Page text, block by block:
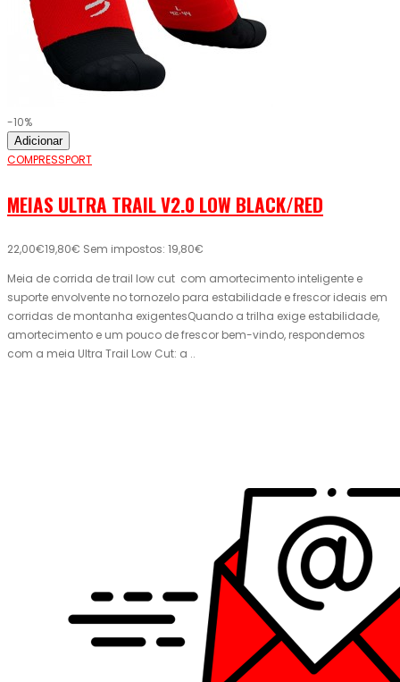
-10%
Adicionar
COMPRESSPORT
MEIAS ULTRA TRAIL V2.0 LOW BLACK/RED
22,00€19,80€ Sem impostos: 19,80€
Meia de corrida de trail low cut com amortecimento inteligente e
suporte envolvente no tornozelo para estabilidade e frescor ideais em
corridas de montanha exigentesQuando a trilha exige estabilidade,
amortecimento e um pouco de frescor bem-vindo, respondemos
com a meia Ultra Trail Low Cut: a ..